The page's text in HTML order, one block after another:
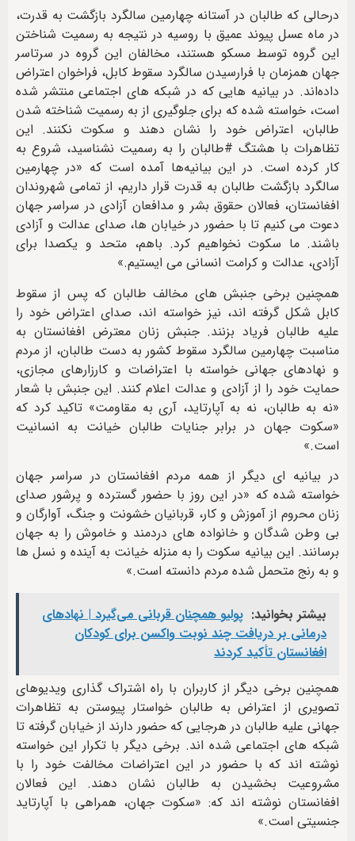
درحالی که طالبان در آستانه چهارمین سالگرد بازگشت به قدرت،
در ماه عسل پیوند عمیق با روسیه در نتیجه به رسمیت شناختن
این گروه توسط مسکو هستند، مخالفان این گروه در سرتاسر
جهان همزمان با فرارسیدن سالگرد سقوط کابل، فراخوان اعتراض
داده‌اند. در بیانیه هایی که در شبکه های اجتماعی منتشر شده
است، خواسته شده که برای جلوگیری از به رسمیت شناخته شدن
طالبان، اعتراض خود را نشان دهند و سکوت نکنند. این
تظاهرات با هشتگ #طالبان را به رسمیت نشناسید، شروع به
کار کرده است. در این بیانیه‌ها آمده است که «در چهارمین
سالگرد بازگشت طالبان به قدرت قرار داریم، از تمامی شهروندان
افغانستان، فعالان حقوق بشر و مدافعان آزادی در سراسر جهان
دعوت می کنیم تا با حضور در خیابان ها، صدای عدالت و آزادی
باشند. ما سکوت نخواهیم کرد. باهم، متحد و یکصدا برای
آزادی، عدالت و کرامت انسانی می ایستیم.»
همچنین برخی جنبش های مخالف طالبان که پس از سقوط
کابل شکل گرفته اند، نیز خواسته اند، صدای اعتراض خود را
علیه طالبان فریاد بزنند. جنبش زنان معترض افغانستان به
مناسبت چهارمین سالگرد سقوط کشور به دست طالبان، از مردم
و نهادهای جهانی خواسته با اعتراضات و کارزارهای مجازی،
حمایت خود را از آزادی و عدالت اعلام کنند. این جنبش با شعار
«نه به طالبان، نه به آپارتاید، آری به مقاومت» تاکید کرد که
«سکوت جهان در برابر جنایات طالبان خیانت به انسانیت
است.»
در بیانیه ای دیگر از همه مردم افغانستان در سراسر جهان
خواسته شده که «در این روز با حضور گسترده و پرشور صدای
زنان محروم از آموزش و کار، قربانیان خشونت و جنگ، آوارگان و
بی وطن شدگان و خانواده های دردمند و خاموش را به جهان
برسانند. این بیانیه سکوت را به منزله خیانت به آینده و نسل ها
و به رنج متحمل شده مردم دانسته است.»
بیشتر بخوانید: پولیو همچنان قربانی می‌گیرد | نهادهای
درمانی بر دریافت چند نوبت واکسن برای کودکان
افغانستان تأکید کردند
همچنین برخی دیگر از کاربران با راه اشتراک گذاری ویدیوهای
تصویری از اعتراض به طالبان خواستار پیوستن به تظاهرات
جهانی علیه طالبان در هرجایی که حضور دارند از خیابان گرفته تا
شبکه های اجتماعی شده اند. برخی دیگر با تکرار این خواسته
نوشته اند که با حضور در این اعتراضات مخالفت خود را با
مشروعیت بخشیدن به طالبان نشان دهند. این فعالان
افغانستان نوشته اند که: «سکوت جهان، همراهی با آپارتاید
جنسیتی است.»